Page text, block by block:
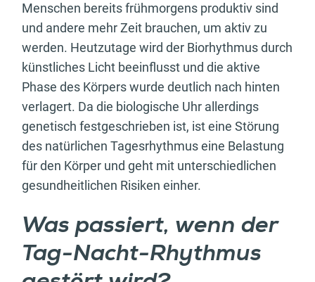
Menschen bereits frühmorgens produktiv sind
und andere mehr Zeit brauchen, um aktiv zu
werden. Heutzutage wird der Biorhythmus durch
künstliches Licht beeinflusst und die aktive
Phase des Körpers wurde deutlich nach hinten
verlagert. Da die biologische Uhr allerdings
genetisch festgeschrieben ist, ist eine Störung
des natürlichen Tagesrhythmus eine Belastung
für den Körper und geht mit unterschiedlichen
gesundheitlichen Risiken einher.
Was passiert, wenn der
Tag-Nacht-Rhythmus